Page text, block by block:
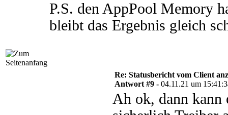
P.S. den AppPool Memory
bleibt das Ergebnis gleich
Re: Statusbericht vom Client
Antwort #9 - 04.11.21 um
Ah ok, dann kann